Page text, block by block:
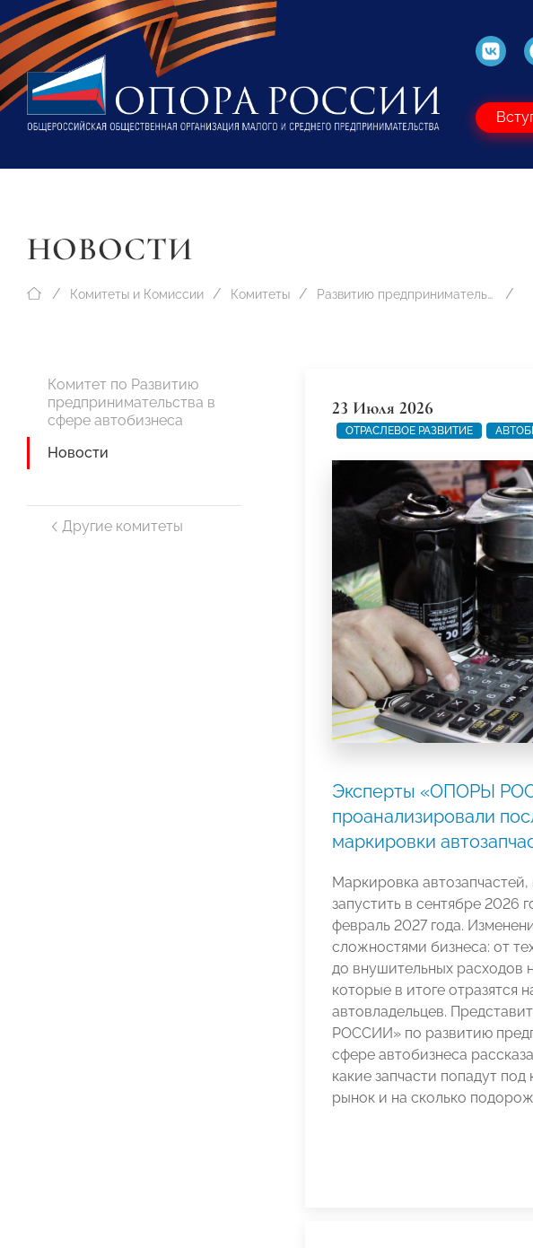
НОВОСТИ
Комитеты и Комиссии Комитеты Развитию предпринимательства в сфере автобизнеса
Комитет по Развитию
предпринимательства в
сфере автобизнеса
Новости
Другие комитеты
23 Июля 2026
ОТРАСЛЕВОЕ РАЗВИТИЕ
Эксперты «ОПОРЫ
проанализировали
маркировки
Маркировка
запустить в сентябре 2026
февраль 2027 года.
сложностями бизнеса: от
до внушительных расходов
которые в итоге отразятся
автовладельцев.
РОССИИ» по развитию
сфере автобизнеса
какие запчасти попадут под
рынок и на сколько